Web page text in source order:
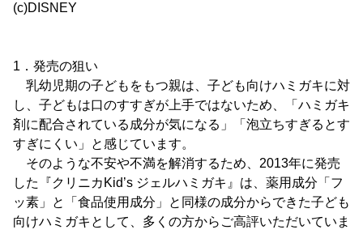
(c)DISNEY
1．発売の狙い
乳幼児期の子どもをもつ親は、子ども向けハミガキに対
し、子どもは口のすすぎが上手ではないため、「ハミガキ
剤に配合されている成分が気になる」「泡立ちすぎるとす
すぎにくい」と感じています。
そのような不安や不満を解消するため、2013年に発売
した『クリニカKid’s ジェルハミガキ』は、薬用成分「フ
ッ素」と「食品使用成分」と同様の成分からできた子ども
向けハミガキとして、多くの方からご高評いただいていま